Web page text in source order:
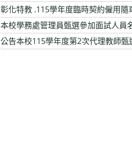
彰化特教 .115學年度臨時契約僱用
本校學務處管理員甄選參加面試人員
公告本校115學年度第2次代理教師